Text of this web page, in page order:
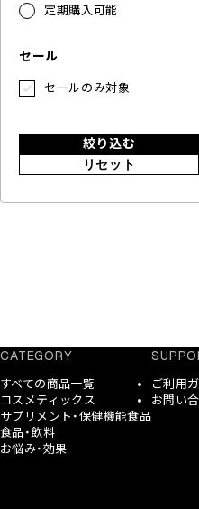
定期購入可能
セール
セールのみ対象
絞り込む
リセット
CATEGORY
すべての商品一覧
コスメティックス
サプリメント・保健機能食品
食品・飲料
お悩み・効果
ご利用
お問い